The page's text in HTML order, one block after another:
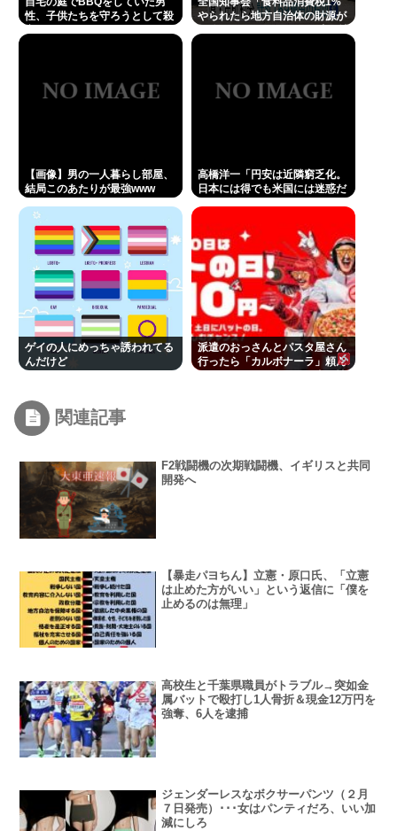
性、子供たちを守ろうとして殺
やられたら地方自治体の財源が
【画像】男の一人暮らし部屋、
結局このあたりが最強www
高橋洋一「円安は近隣窮乏化。
日本には得でも米国には迷惑だ
ゲイの人にめっちゃ誘われてる
んだけど
派遣のおっさんとパスタ屋さん
行ったら「カルボナーラ」頼ん
関連記事
F2戦闘機の次期戦闘機、イギリスと共同
開発へ
【暴走パヨちん】立憲・原口氏、「立憲
は止めた方がいい」という返信に「僕を
止めるのは無理」
高校生と千葉県職員がトラブル→突如金
属バットで殴打し1人骨折＆現金12万円を
強奪、6人を逮捕
ジェンダーレスなボクサーパンツ（２月
７日発売）･･･女はパンティだろ、いい加
減にしろ